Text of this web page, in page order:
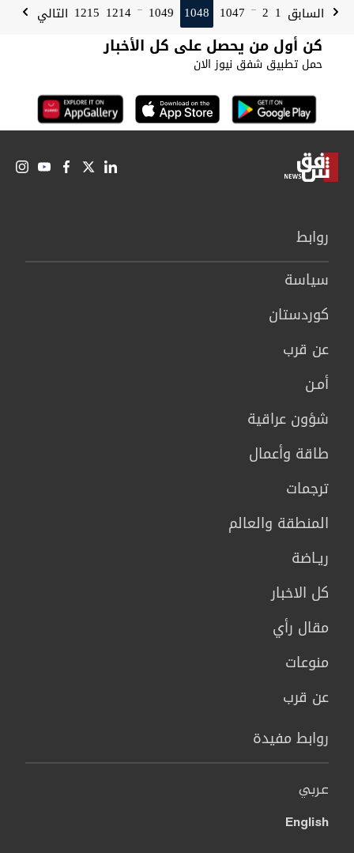
السابق 1
2
...
1047
1048
1049
...
1214
1215 التالي
كن أول من يحصل على كل الأخبار
حمل تطبيق شفق نيوز الان
روابط
سیاسة
كوردستان
عن قرب
أمـن
شؤون عراقية
طاقة وأعمال
ترجمات
المنطقة والعالم
ريـاضة
كل الاخبار
مقال رأي
منوعات
عن قرب
روابط مفيدة
عربي
English